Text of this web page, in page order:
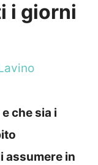
i giorni
che sia i
assumere in